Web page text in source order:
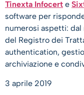
Tinexta Infocert e
software per
numerosi aspetti:
del Registro dei
authentication,
archiviazione e
3 aprile 2019